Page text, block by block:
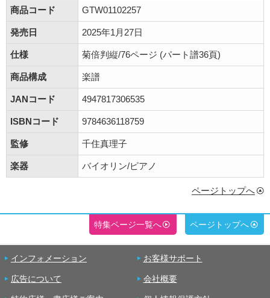
商品コード
GTW01102257
発売日 2025年1月27日
仕様 菊倍判縦/76ページ (パート譜36頁)
商品構成 楽譜
JANコード 4947817306535
ISBNコード 9784636118759
監修 千住真理子
楽器 バイオリン/ピアノ
ページトップへ
特集ページ一覧へ ページトップへ
インフォメーション お客様サポート
広告について 会社概要